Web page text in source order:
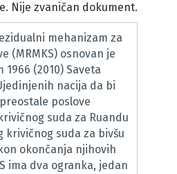
Nije zvaničan dokument.
mehanizam za
(MRMKS) osnovan je
1966 (2010) Saveta
nacija da bi
poslove
suda za Ruandu
krivičnog suda za bivšu
okončanja njihovih
ima dva ogranka, jedan